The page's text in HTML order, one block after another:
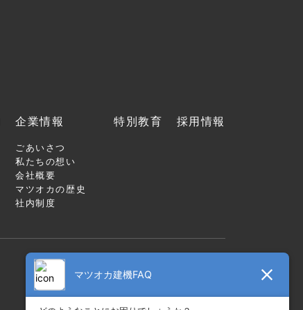
企業情報
ごあいさつ
私たちの想い
会社概要
マツオカの歴史
社内制度
特別教育 採用情報